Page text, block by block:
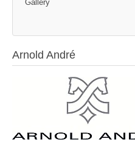
Gallery
Arnold André